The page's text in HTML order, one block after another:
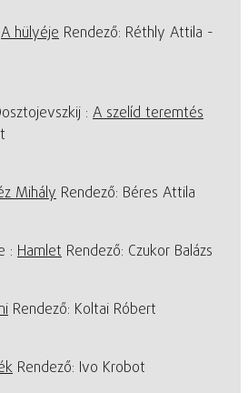
A hülyéje Rendező: Réthly Attila -
: A szelíd teremtés
Mihály Rendező: Béres Attila
: Hamlet Rendező: Czukor Balázs
Rendező: Koltai Róbert
Rendező: Ivo Krobot